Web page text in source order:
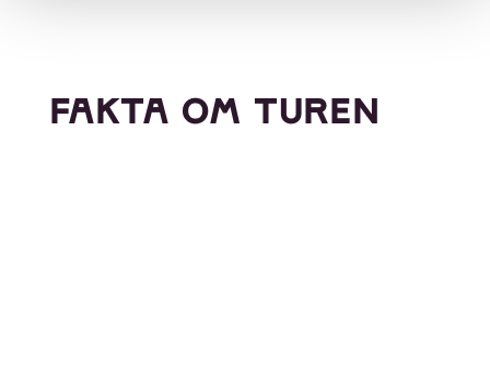
FAKTA OM TUREN